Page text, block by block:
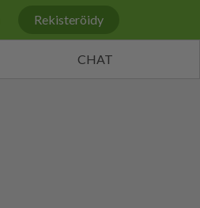
Rekisteröidy
CHAT